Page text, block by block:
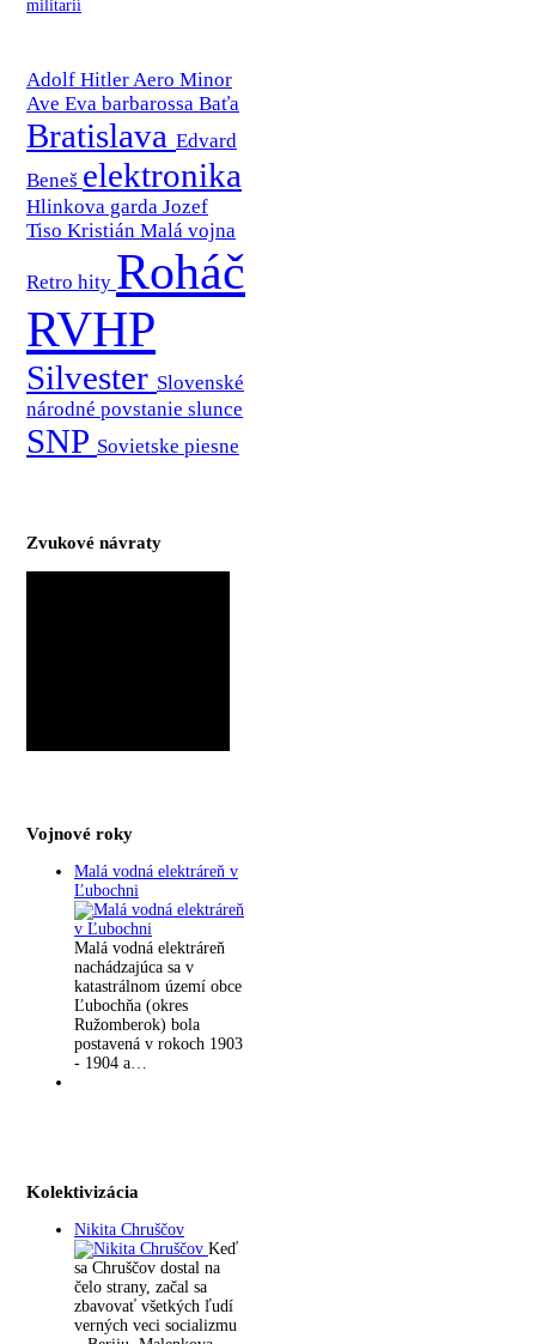
Adolf Hitler Aero Minor
Ave Eva barbarossa Baťa
Bratislava Edvard
Beneš elektronika
Hlinkova garda Jozef
Tiso Kristián Malá vojna
Retro hity Roháč
RVHP
Silvester Slovenské
národné povstanie slunce
SNP Sovietske piesne
Zvukové návraty
Vojnové roky
Malá vodná elektráreň v
Ľubochni
Malá vodná elektráreň
nachádzajúca sa v
katastrálnom území obce
Ľubochňa (okres
Ružomberok) bola
postavená v rokoch 1903
- 1904 a…
Kolektivizácia
Nikita Chruščov
Keď
sa Chruščov dostal na
čelo strany, začal sa
zbavovať všetkých ľudí
verných veci socializmu